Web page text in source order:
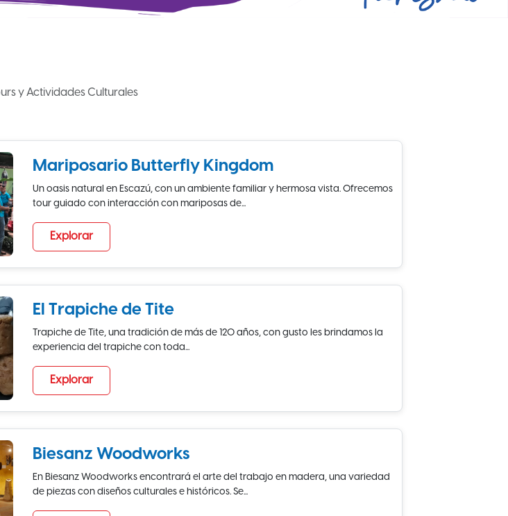
y Actividades Culturales
Mariposario Butterfly Kingdom
Un oasis natural en Escazú, con un ambiente familiar y hermosa vista. Ofrecemos
tour guiado con interacción con mariposas de...
Explorar
El Trapiche de Tite
Trapiche de Tite, una tradición de más de 120 años, con gusto les brindamos la
experiencia del trapiche con toda...
Explorar
Biesanz Woodworks
En Biesanz Woodworks encontrará el arte del trabajo en madera, una variedad
de piezas con diseños culturales e históricos. Se...